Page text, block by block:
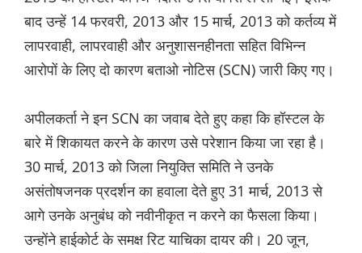
बाद उन्हें 14 फरवरी, 2013 और 15 मार्च, 2013 को कर्तव्य में
लापरवाही, लापरवाही और अनुशासनहीनता सहित विभिन्न
आरोपों के लिए दो कारण बताओ नोटिस (SCN) जारी किए गए।
अपीलकर्ता ने इन SCN का जवाब देते हुए कहा कि हॉस्टल के
बारे में शिकायत करने के कारण उसे परेशान किया जा रहा है।
30 मार्च, 2013 को जिला नियुक्ति समिति ने उनके
असंतोषजनक प्रदर्शन का हवाला देते हुए 31 मार्च, 2013 से
आगे उनके अनुबंध को नवीनीकृत न करने का फैसला किया।
उन्होंने हाईकोर्ट के समक्ष रिट याचिका दायर की। 20 जून,